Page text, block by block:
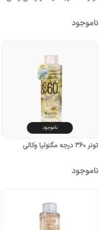
ناموجود
ناموجود
تونر 360 درجه مگنولیا وکالی
ناموجود